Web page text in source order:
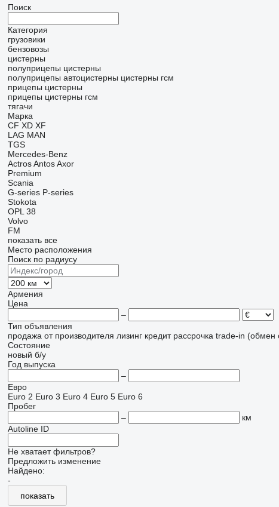
Поиск
Категория
грузовики
бензовозы
цистерны
полуприцепы цистерны
полуприцепы автоцистерны цистерны гсм
прицепы цистерны
прицепы цистерны гсм
тягачи
Марка
CF XD XF
LAG MAN
TGS
Mercedes-Benz
Actros Antos Axor
Premium
Scania
G-series P-series
Stokota
OPL 38
Volvo
FM
показать все
Место расположения
Поиск по радиусу
Армения
Цена
–
Тип объявления
продажа от производителя лизинг кредит рассрочка trade-in (обмен
Состояние
новый б/у
Год выпуска
–
Евро
Euro 2 Euro 3 Euro 4 Euro 5 Euro 6
Пробег
–
км
Autoline ID
Не хватает фильтров?
Предложить изменение
Найдено:
-
показать